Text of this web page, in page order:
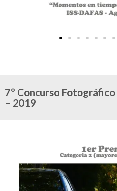
7º Concurso
– 2019